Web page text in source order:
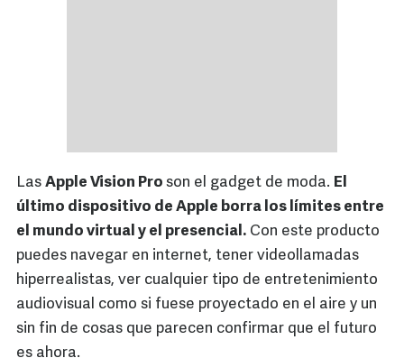
Las Apple Vision Pro son el gadget de moda. El
último dispositivo de Apple borra los límites entre
el mundo virtual y el presencial. Con este producto
puedes navegar en internet, tener videollamadas
hiperrealistas, ver cualquier tipo de entretenimiento
audiovisual como si fuese proyectado en el aire y un
sin fin de cosas que parecen confirmar que el futuro
es ahora.